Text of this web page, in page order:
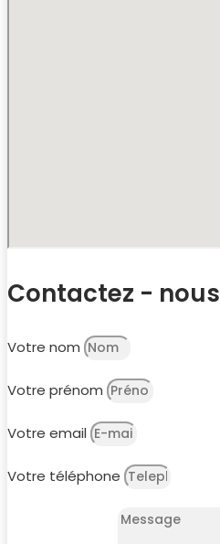
Contactez - nous
Votre nom
Votre prénom
Votre email
Votre téléphone